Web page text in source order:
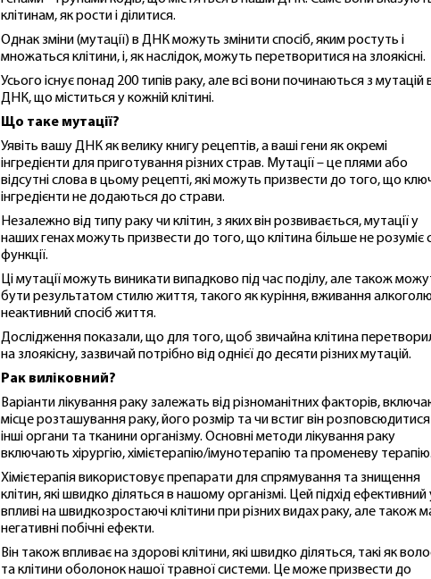
клітинам, як рости і ділитися.
Однак зміни (мутації) в ДНК можуть змінити спосіб, яким ростуть і
множаться клітини, і, як наслідок, можуть перетворитися на злоякісні.
Усього існує понад 200 типів раку, але всі вони починаються з мутацій
ДНК, що міститься у кожній клітині.
Що таке мутації?
Уявіть вашу ДНК як велику книгу рецептів, а ваші гени як окремі
інгредієнти для приготування різних страв. Мутації – це плями або
відсутні слова в цьому рецепті, які можуть призвести до того, що
інгредієнти не додаються до страви.
Незалежно від типу раку чи клітин, з яких він розвивається, мутації у
наших генах можуть призвести до того, що клітина більше не розуміє
функції.
Ці мутації можуть виникати випадково під час поділу, але також
бути результатом стилю життя, такого як куріння, вживання
неактивний спосіб життя.
Дослідження показали, що для того, щоб звичайна клітина
на злоякісну, зазвичай потрібно від однієї до десяти різних мутацій.
Рак виліковний?
Варіанти лікування раку залежать від різноманітних факторів,
місце розташування раку, його розмір та чи встиг він
інші органи та тканини організму. Основні методи лікування раку
включають хірургію, хімієтерапію/імунотерапію та променеву терапію.
Хімієтерапія використовує препарати для спрямування та знищення
клітин, які швидко діляться в нашому організмі. Цей підхід ефективний
впливі на швидкозростаючі клітини при різних видах раку, але також
негативні побічні ефекти.
Він також впливає на здорові клітини, які швидко діляться, такі як
та клітини оболонок нашої травної системи. Це може призвести до